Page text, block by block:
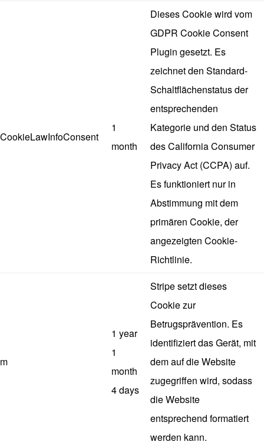
CookieLawInfoConsent
1
month
Dieses Cookie wird vom
GDPR Cookie Consent
Plugin gesetzt. Es
zeichnet den Standard-
Schaltflächenstatus der
entsprechenden
Kategorie und den Status
des California Consumer
Privacy Act (CCPA) auf.
Es funktioniert nur in
Abstimmung mit dem
primären Cookie, der
angezeigten Cookie-
Richtlinie.
m
1 year
1
month
4 days
Stripe setzt dieses
Cookie zur
Betrugsprävention. Es
identifiziert das Gerät, mit
dem auf die Website
zugegriffen wird, sodass
die Website
entsprechend formatiert
werden kann.